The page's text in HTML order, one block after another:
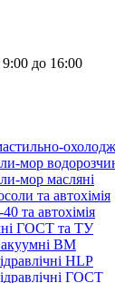
до 16:00
мор
мор масляні
та автохімія
та автохімія
ГОСТ та ТУ
ВМ
HLP
ГОСТ